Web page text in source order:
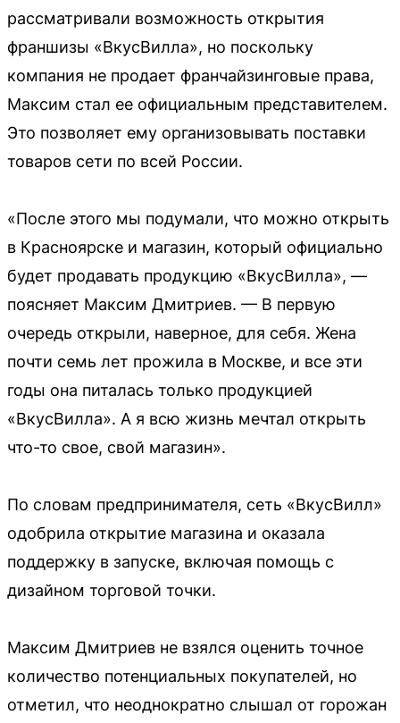
рассматривали возможность открытия
франшизы «ВкусВилла», но поскольку
компания не продает франчайзинговые права,
Максим стал ее официальным представителем.
Это позволяет ему организовывать поставки
товаров сети по всей России.
«После этого мы подумали, что можно открыть
в Красноярске и магазин, который официально
будет продавать продукцию «ВкусВилла», —
поясняет Максим Дмитриев. — В первую
очередь открыли, наверное, для себя. Жена
почти семь лет прожила в Москве, и все эти
годы она питалась только продукцией
«ВкусВилла». А я всю жизнь мечтал открыть
что-то свое, свой магазин».
По словам предпринимателя, сеть «ВкусВилл»
одобрила открытие магазина и оказала
поддержку в запуске, включая помощь с
дизайном торговой точки.
Максим Дмитриев не взялся оценить точное
количество потенциальных покупателей, но
отметил, что неоднократно слышал от горожан